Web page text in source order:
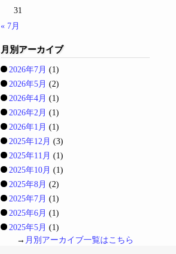
31
« 7月
月別アーカイブ
2026年7月 (1)
2026年5月 (2)
2026年4月 (1)
2026年2月 (1)
2026年1月 (1)
2025年12月 (3)
2025年11月 (1)
2025年10月 (1)
2025年8月 (2)
2025年7月 (1)
2025年6月 (1)
2025年5月 (1)
→ 月別アーカイブ一覧はこちら